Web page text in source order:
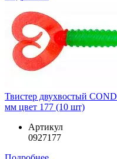
Твистер двухвостый
мм цвет 177 (10 шт)
Артикул
0927177